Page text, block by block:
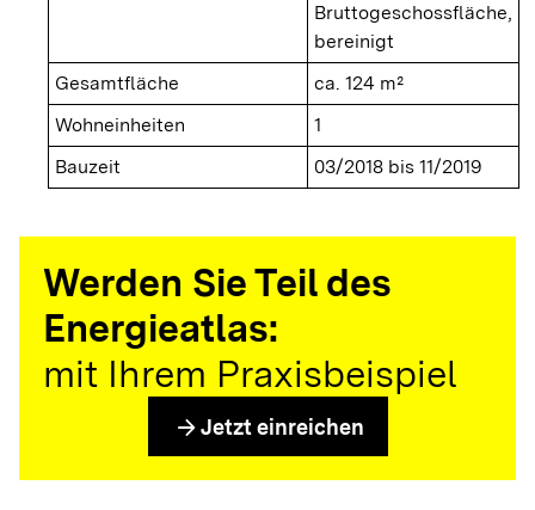
Bruttogeschossfläche,
bereinigt
Gesamtfläche
ca. 124 m²
Wohneinheiten
1
Bauzeit
03/2018 bis 11/2019
Werden Sie Teil des
Energieatlas:
mit Ihrem Praxisbeispiel
arrow_forward Jetzt einreichen